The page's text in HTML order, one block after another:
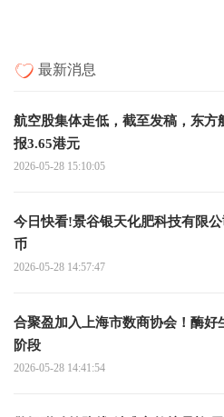
最新消息
航空股集体走低，截至发稿，东方
报3.65港元
2026-05-28 15:10:05
今日快看!景谷银天化肥科技有限
币
2026-05-28 14:57:47
合聚盈加入上海市数商协会！酶
阶段
2026-05-28 14:41:54